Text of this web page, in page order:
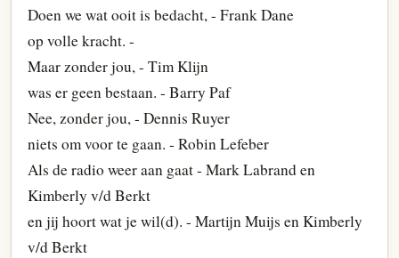
Doen we wat ooit is bedacht, - Frank Dane
op volle kracht. -
Maar zonder jou, - Tim Klijn
was er geen bestaan. - Barry Paf
Nee, zonder jou, - Dennis Ruyer
niets om voor te gaan. - Robin Lefeber
Als de radio weer aan gaat - Mark Labrand en
Kimberly v/d Berkt
en jij hoort wat je wil(d). - Martijn Muijs en Kimberly
v/d Berkt